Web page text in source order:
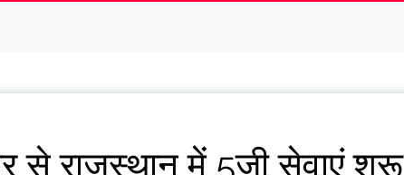
से राजस्थान में 5जी सेवाएं शुरू